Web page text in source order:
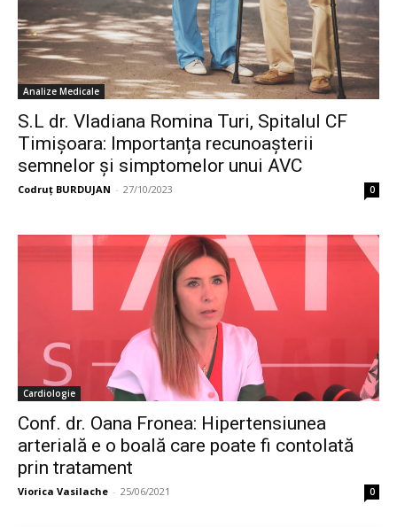
Analize Medicale
S.L dr. Vladiana Romina Turi, Spitalul CF
Timișoara: Importanța recunoașterii
semnelor și simptomelor unui AVC
Codruț BURDUJAN - 27/10/2023 0
Cardiologie
Conf. dr. Oana Fronea: Hipertensiunea
arterială e o boală care poate fi contolată
prin tratament
Viorica Vasilache - 25/06/2021 0